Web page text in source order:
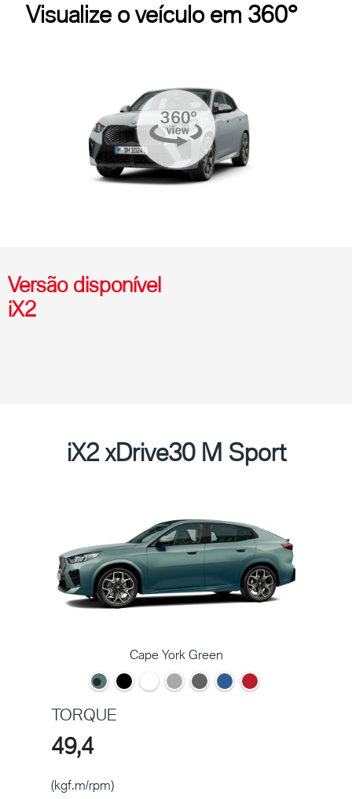
Visualize o veículo em 360°
Versão disponível
iX2
iX2 xDrive30 M Sport
Cape York Green
TORQUE
49,4
(kgf.m/rpm)